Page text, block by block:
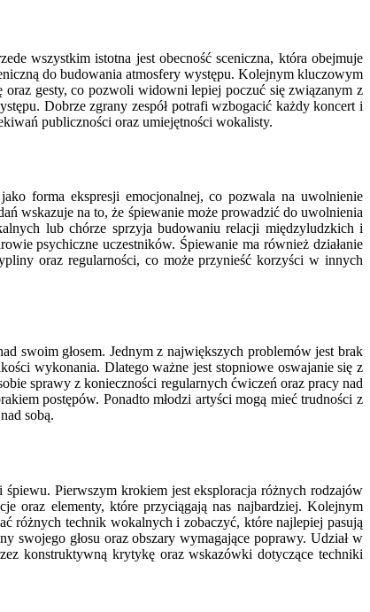
wszystkim istotna jest obecność sceniczna, która obejmuje
do budowania atmosfery występu. Kolejnym kluczowym
oraz gesty, co pozwoli widowni lepiej poczuć się związanym z
Dobrze zgrany zespół potrafi wzbogacić każdy koncert i
publiczności oraz umiejętności wokalisty.
forma ekspresji emocjonalnej, co pozwala na uwolnienie
wskazuje na to, że śpiewanie może prowadzić do uwolnienia
lub chórze sprzyja budowaniu relacji międzyludzkich i
psychiczne uczestników. Śpiewanie ma również działanie
oraz regularności, co może przynieść korzyści w innych
swoim głosem. Jednym z największych problemów jest brak
wykonania. Dlatego ważne jest stopniowe oswajanie się z
sprawy z konieczności regularnych ćwiczeń oraz pracy nad
postępów. Ponadto młodzi artyści mogą mieć trudności z
sobą.
Pierwszym krokiem jest eksploracja różnych rodzajów
oraz elementy, które przyciągają nas najbardziej. Kolejnym
różnych technik wokalnych i zobaczyć, które najlepiej pasują
swojego głosu oraz obszary wymagające poprawy. Udział w
konstruktywną krytykę oraz wskazówki dotyczące techniki